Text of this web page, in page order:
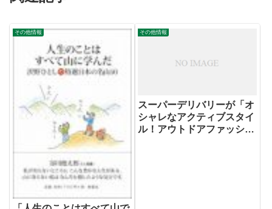
その他情報 その他情報
スーパーデリバリーが「オ
シャレなアクティブスタイ
ル！アウトドアファッショ